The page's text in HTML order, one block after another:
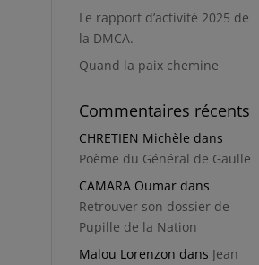
Le rapport d’activité 2025 de
la DMCA.
Quand la paix chemine
Commentaires récents
CHRETIEN Michèle dans
Poème du Général de Gaulle
CAMARA Oumar dans
Retrouver son dossier de
Pupille de la Nation
Malou Lorenzon dans Jean